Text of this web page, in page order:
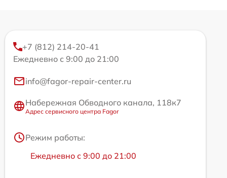
+7 (812) 214-20-41
Ежедневно с 9:00 до 21:00
info@fagor-repair-center.ru
Набережная Обводного канала, 118к7
Адрес сервисного центра Fagor
Режим работы:
Ежедневно с 9:00 до 21:00